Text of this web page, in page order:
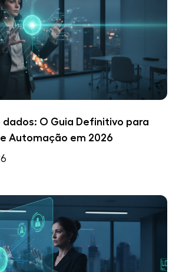
dados: O Guia Definitivo para
Automação em 2026